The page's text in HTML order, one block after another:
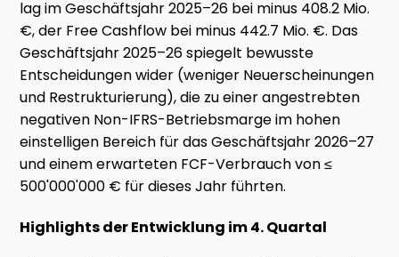
lag im Geschäftsjahr 2025–26 bei minus 408.2 Mio.
€, der Free Cashflow bei minus 442.7 Mio. €. Das
Geschäftsjahr 2025–26 spiegelt bewusste
Entscheidungen wider (weniger Neuerscheinungen
und Restrukturierung), die zu einer angestrebten
negativen Non-IFRS-Betriebsmarge im hohen
einstelligen Bereich für das Geschäftsjahr 2026–27
und einem erwarteten FCF-Verbrauch von ≤
500'000'000 € für dieses Jahr führten.
Highlights der Entwicklung im 4. Quartal